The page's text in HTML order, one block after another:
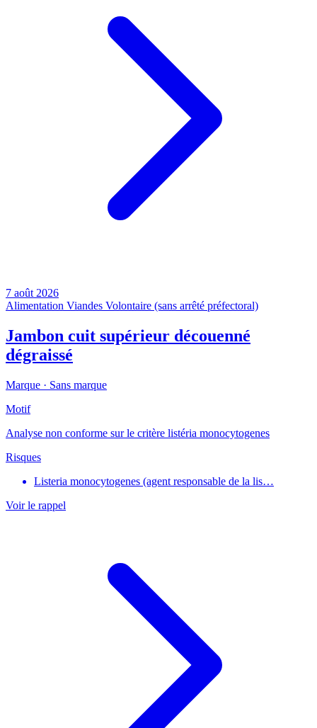
7 août 2026
Alimentation Viandes Volontaire (sans arrêté préfectoral)
Jambon cuit supérieur découenné
dégraissé
Marque · Sans marque
Motif
Analyse non conforme sur le critère listéria monocytogenes
Risques
Listeria monocytogenes (agent responsable de la lis…
Voir le rappel